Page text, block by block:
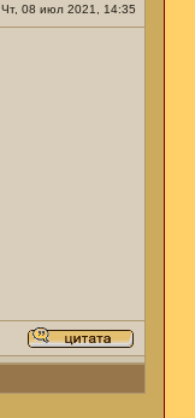
Чт, 08 июл 2021, 14:35